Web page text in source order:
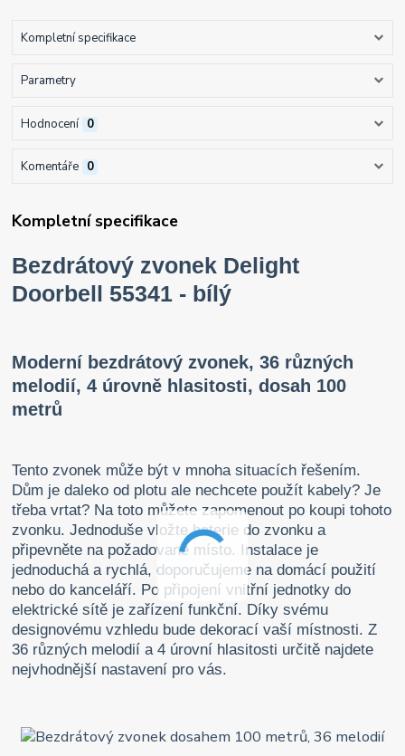
Kompletní specifikace
Parametry
Hodnocení 0
Komentáře 0
Kompletní specifikace
Bezdrátový zvonek Delight
Doorbell 55341 - bílý
Moderní bezdrátový zvonek, 36 různých
melodií, 4 úrovně hlasitosti, dosah 100
metrů
Tento zvonek může být v mnoha situacích řešením.
Dům je daleko od plotu ale nechcete použít kabely? Je
třeba vrtat? Na toto můžete zapomenout po koupi tohoto
zvonku. Jednoduše vložte baterie do zvonku a
připevněte na požadované místo. Instalace je
jednoduchá a rychlá, doporučujeme na domácí použití
nebo do kanceláří. Po připojení vnitřní jednotky do
elektrické sítě je zařízení funkční. Díky svému
designovému vzhledu bude dekorací vaší místnosti. Z
36 různých melodií a 4 úrovní hlasitosti určitě najdete
nejvhodnější nastavení pro vás.